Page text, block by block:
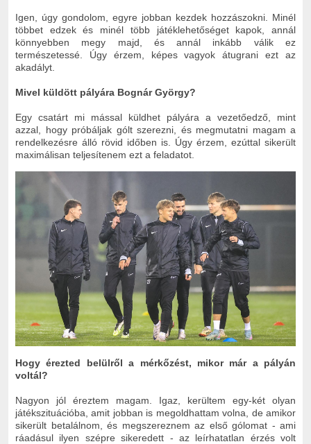
Igen, úgy gondolom, egyre jobban kezdek hozzászokni. Minél
többet edzek és minél több játéklehetőséget kapok, annál
könnyebben megy majd, és annál inkább válik ez
természetessé. Úgy érzem, képes vagyok átugrani ezt az
akadályt.
Mivel küldött pályára Bognár György?
Egy csatárt mi mással küldhet pályára a vezetőedző, mint
azzal, hogy próbáljak gólt szerezni, és megmutatni magam a
rendelkezésre álló rövid időben is. Úgy érzem, ezúttal sikerült
maximálisan teljesítenem ezt a feladatot.
Hogy érezted belülről a mérkőzést, mikor már a pályán
voltál?
Nagyon jól éreztem magam. Igaz, kerültem egy-két olyan
játékszituációba, amit jobban is megoldhattam volna, de amikor
sikerült betalálnom, és megszereznem az első gólomat - ami
ráadásul ilyen szépre sikeredett - az leírhatatlan érzés volt